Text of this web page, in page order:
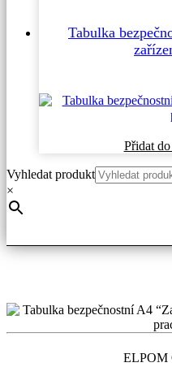
Tabulka
Přidat
Vyhledat produkt
×
ELPOM